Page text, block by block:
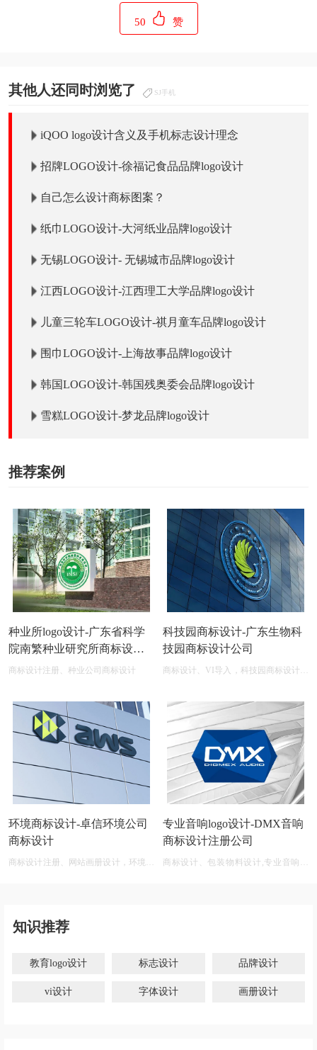
50 赞
其他人还同时浏览了 SJ手机
iQOO logo设计含义及手机标志设计理念
招牌LOGO设计-徐福记食品品牌logo设计
自己怎么设计商标图案？
纸巾LOGO设计-大河纸业品牌logo设计
无锡LOGO设计- 无锡城市品牌logo设计
江西LOGO设计-江西理工大学品牌logo设计
儿童三轮车LOGO设计-祺月童车品牌logo设计
围巾LOGO设计-上海故事品牌logo设计
韩国LOGO设计-韩国残奥委会品牌logo设计
雪糕LOGO设计-梦龙品牌logo设计
推荐案例
种业所logo设计-广东省科学
院南繁种业研究所商标设计
公司
商标设计注册、种业公司商标设计
科技园商标设计-广东生物科
技园商标设计公司
商标设计、VI导入，科技园商标设计在
环境商标设计-卓信环境公司
商标设计
商标设计注册、网站画册设计，环境商
专业音响logo设计-DMX音响
商标设计注册公司
商标设计、包装物料设计,专业音响公
知识推荐
教育logo设计 标志设计 品牌设计
vi设计 字体设计 画册设计